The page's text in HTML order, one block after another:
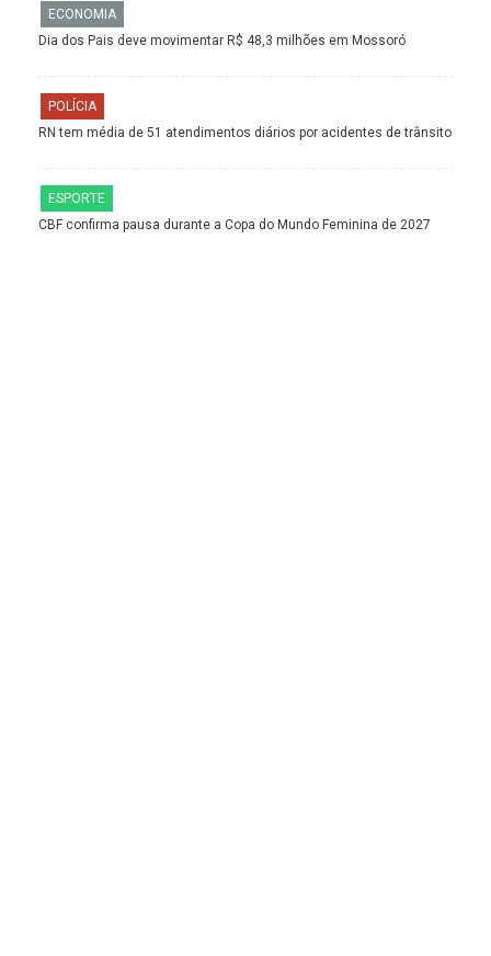
ECONOMIA
Dia dos Pais deve movimentar R$ 48,3 milhões em Mossoró
POLÍCIA
RN tem média de 51 atendimentos diários por acidentes de trânsito
ESPORTE
CBF confirma pausa durante a Copa do Mundo Feminina de 2027